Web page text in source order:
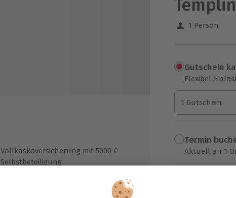
1 Person
Gutschein
Flexibel
1 Gutschein
1 Gutschein
1 Gutschein
Termin
Aktuell an 1
Wähle im
Vollkaskoversicherung mit 5000 €
Selbstbeteiligung